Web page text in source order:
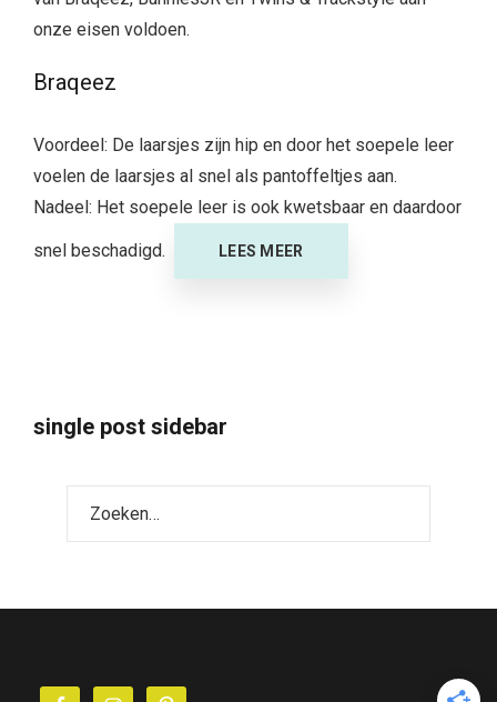
onze eisen voldoen.
Braqeez
Voordeel: De laarsjes zijn hip en door het soepele leer
voelen de laarsjes al snel als pantoffeltjes aan.
Nadeel: Het soepele leer is ook kwetsbaar en daardoor
snel beschadigd. LEES MEER
single post sidebar